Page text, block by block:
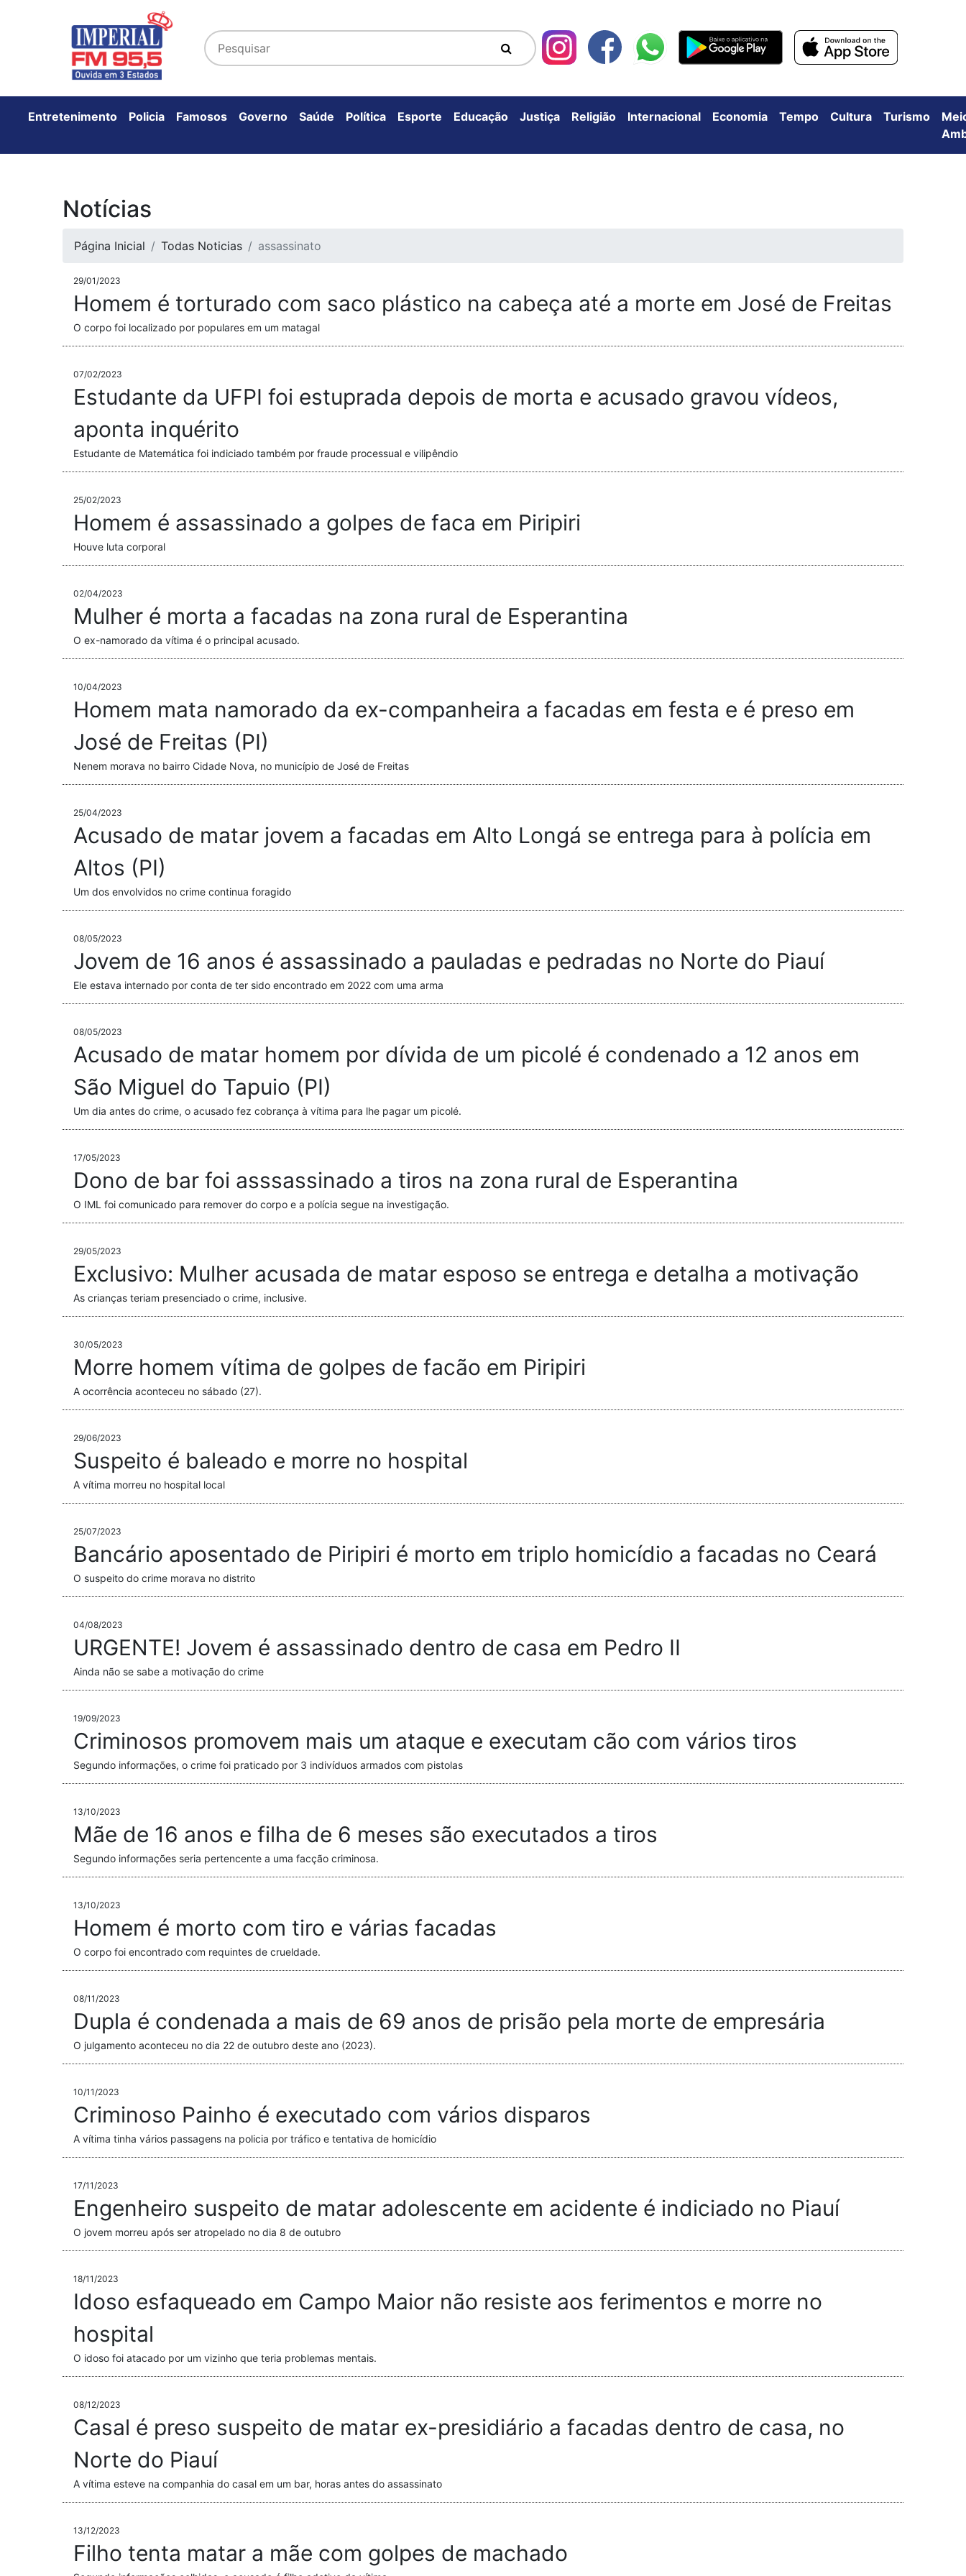
Entretenimento Policia Famosos Governo Saúde Política Esporte Educação Justiça Religião Internacional Economia Tempo Cultura Turismo
Notícias
Página Inicial Todas Noticias assassinato
29/01/2023
Homem é torturado com saco plástico na cabeça até a morte em José de Freitas
O corpo foi localizado por populares em um matagal
07/02/2023
Estudante da UFPI foi estuprada depois de morta e acusado gravou vídeos,
aponta inquérito
Estudante de Matemática foi indiciado também por fraude processual e vilipêndio
25/02/2023
Homem é assassinado a golpes de faca em Piripiri
Houve luta corporal
02/04/2023
Mulher é morta a facadas na zona rural de Esperantina
O ex-namorado da vítima é o principal acusado.
10/04/2023
Homem mata namorado da ex-companheira a facadas em festa e é preso em
José de Freitas (PI)
Nenem morava no bairro Cidade Nova, no município de José de Freitas
25/04/2023
Acusado de matar jovem a facadas em Alto Longá se entrega para à polícia em
Altos (PI)
Um dos envolvidos no crime continua foragido
08/05/2023
Jovem de 16 anos é assassinado a pauladas e pedradas no Norte do Piauí
Ele estava internado por conta de ter sido encontrado em 2022 com uma arma
08/05/2023
Acusado de matar homem por dívida de um picolé é condenado a 12 anos em
São Miguel do Tapuio (PI)
Um dia antes do crime, o acusado fez cobrança à vítima para lhe pagar um picolé.
17/05/2023
Dono de bar foi asssassinado a tiros na zona rural de Esperantina
O IML foi comunicado para remover do corpo e a polícia segue na investigação.
29/05/2023
Exclusivo: Mulher acusada de matar esposo se entrega e detalha a motivação
As crianças teriam presenciado o crime, inclusive.
30/05/2023
Morre homem vítima de golpes de facão em Piripiri
A ocorrência aconteceu no sábado (27).
29/06/2023
Suspeito é baleado e morre no hospital
A vítima morreu no hospital local
25/07/2023
Bancário aposentado de Piripiri é morto em triplo homicídio a facadas no Ceará
O suspeito do crime morava no distrito
04/08/2023
URGENTE! Jovem é assassinado dentro de casa em Pedro II
Ainda não se sabe a motivação do crime
19/09/2023
Criminosos promovem mais um ataque e executam cão com vários tiros
Segundo informações, o crime foi praticado por 3 indivíduos armados com pistolas
13/10/2023
Mãe de 16 anos e filha de 6 meses são executados a tiros
Segundo informações seria pertencente a uma facção criminosa.
13/10/2023
Homem é morto com tiro e várias facadas
O corpo foi encontrado com requintes de crueldade.
08/11/2023
Dupla é condenada a mais de 69 anos de prisão pela morte de empresária
O julgamento aconteceu no dia 22 de outubro deste ano (2023).
10/11/2023
Criminoso Painho é executado com vários disparos
A vítima tinha vários passagens na policia por tráfico e tentativa de homicídio
17/11/2023
Engenheiro suspeito de matar adolescente em acidente é indiciado no Piauí
O jovem morreu após ser atropelado no dia 8 de outubro
18/11/2023
Idoso esfaqueado em Campo Maior não resiste aos ferimentos e morre no
hospital
O idoso foi atacado por um vizinho que teria problemas mentais.
08/12/2023
Casal é preso suspeito de matar ex-presidiário a facadas dentro de casa, no
Norte do Piauí
A vítima esteve na companhia do casal em um bar, horas antes do assassinato
13/12/2023
Filho tenta matar a mãe com golpes de machado